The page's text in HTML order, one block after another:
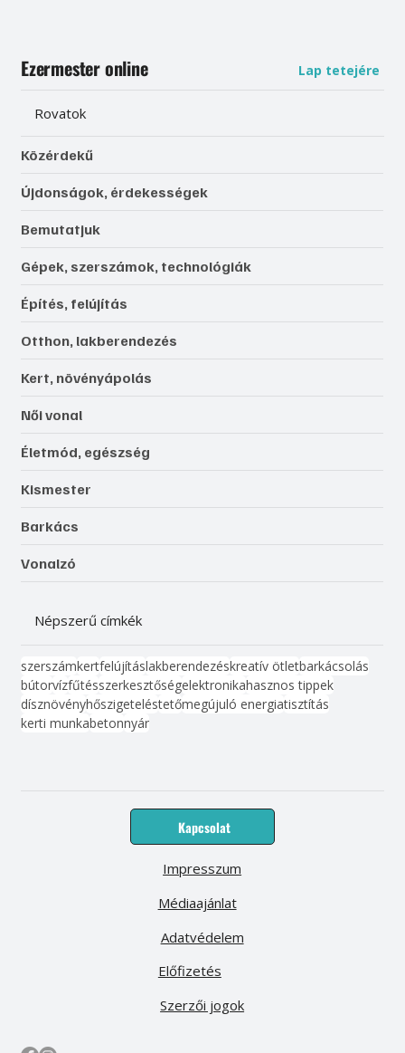
Ezermester online Lap tetejére
Rovatok
Közérdekű
Újdonságok, érdekességek
Bemutatjuk
Gépek, szerszámok, technológiák
Építés, felújítás
Otthon, lakberendezés
Kert, növényápolás
Női vonal
Életmód, egészség
Kismester
Barkács
Vonalzó
Népszerű címkék
szerszámkertfelújításlakberendezéskreatív ötletbarkácsolás
bútorvízfűtésszerkesztőségelektronikahasznos tippek
dísznövényhőszigeteléstetőmegújuló energiatisztítás
kerti munkabetonnyár
Kapcsolat
Médiaajánlat
Előfizetés
Impresszum
Adatvédelem
Szerzői jogok